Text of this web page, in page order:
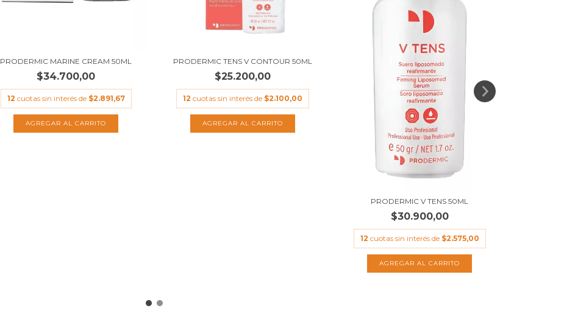
PRODERMIC MARINE CREAM 50ML
$34.700,00
12 cuotas sin interés de $2.891,67
PRODERMIC TENS V CONTOUR 50ML
$25.200,00
12 cuotas sin interés de $2.100,00
PRODERMIC V TENS 50ML
$30.900,00
12 cuotas sin interés de $2.575,00